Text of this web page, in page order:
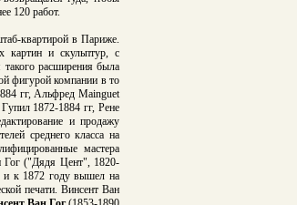
120 работ.
квартирой в Париже.
картин и скульптур, с
расширения была
фигурой компании в то
гг, Альфред Mainguet
1872-1884 гг, Рене
и продажу
среднего класса на
мастера
Гог ("Дядя Цент", 1820-
и к 1872 году вышел на
печати. Винсент Ван